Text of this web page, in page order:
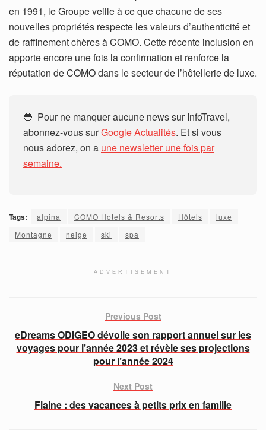
en 1991, le Groupe veille à ce que chacune de ses
nouvelles propriétés respecte les valeurs d’authenticité et
de raffinement chères à COMO. Cette récente inclusion en
apporte encore une fois la confirmation et renforce la
réputation de COMO dans le secteur de l’hôtellerie de luxe.
🔵 Pour ne manquer aucune news sur InfoTravel,
abonnez-vous surGoogle Actualités. Et si vous
nous adorez, on a une newsletter une fois par
semaine.
Tags: alpina COMO Hotels & Resorts Hôtels
luxe
Montagne
neige ski spa
ADVERTISEMENT
Previous Post
eDreams ODIGEO dévoile son rapport annuel sur les
voyages pour l’année 2023 et révèle ses projections
pour l’année 2024
Next Post
Flaine : des vacances à petits prix en famille